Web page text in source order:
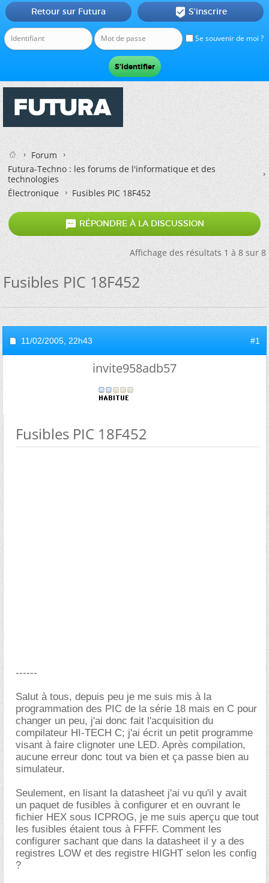
Se souvenir de moi ?
Retour sur Futura  S'inscrire
Forum
Futura-Techno : les forums de l'informatique et des
technologies
Électronique
Fusibles PIC 18F452
 RÉPONDRE À LA DISCUSSION
Affichage des résultats 1 à 8 sur 8
Fusibles PIC 18F452
11/02/2005, 22h43 #1
invite958adb57
Fusibles PIC 18F452
------
Salut à tous, depuis peu je me suis mis à la
programmation des PIC de la série 18 mais en C pour
changer un peu, j'ai donc fait l'acquisition du
compilateur HI-TECH C; j'ai écrit un petit programme
visant à faire clignoter une LED. Après compilation,
aucune erreur donc tout va bien et ça passe bien au
simulateur.
Seulement, en lisant la datasheet j'ai vu qu'il y avait
un paquet de fusibles à configurer et en ouvrant le
fichier HEX sous ICPROG, je me suis aperçu que tout
les fusibles étaient tous à FFFF. Comment les
configurer sachant que dans la datasheet il y a des
registres LOW et des registre HIGHT selon les config
?